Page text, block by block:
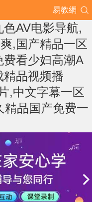
AV电影导航,
,国产精品一区
看少妇高潮A
精品视频播
,中文字幕一区
精品国产免费一
易教網